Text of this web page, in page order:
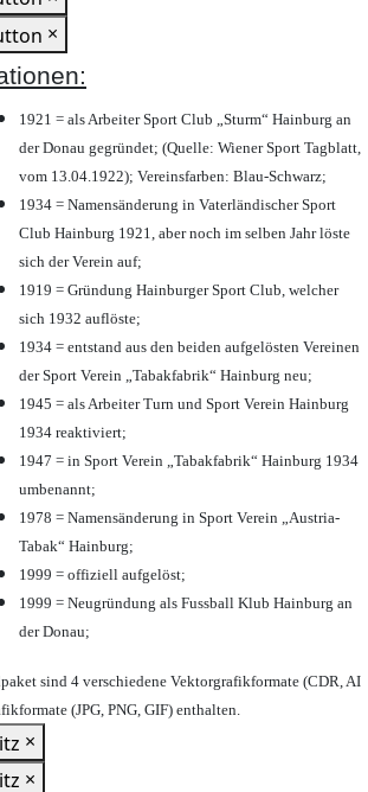
×
1921 = als Arbeiter Sport Club „Sturm“ Hainburg an
der Donau gegründet; (Quelle: Wiener Sport Tagblatt,
vom 13.04.1922); Vereinsfarben: Blau-Schwarz;
1934 = Namensänderung in Vaterländischer Sport
Club Hainburg 1921, aber noch im selben Jahr löste
sich der Verein auf;
1919 = Gründung Hainburger Sport Club, welcher
sich 1932 auflöste;
1934 = entstand aus den beiden aufgelösten Vereinen
der Sport Verein „Tabakfabrik“ Hainburg neu;
1945 = als Arbeiter Turn und Sport Verein Hainburg
1934 reaktiviert;
1947 = in Sport Verein „Tabakfabrik“ Hainburg 1934
umbenannt;
1978 = Namensänderung in Sport Verein „Austria-
Tabak“ Hainburg;
1999 = offiziell aufgelöst;
1999 = Neugründung als Fussball Klub Hainburg an
der Donau;
sind 4 verschiedene Vektorgrafikformate (CDR, AI
(JPG, PNG, GIF) enthalten.
×
×